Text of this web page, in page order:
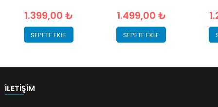
1.399,00 ₺
SEPETE EKLE
1.499,00 ₺
SEPETE EKLE
İLETIŞIM